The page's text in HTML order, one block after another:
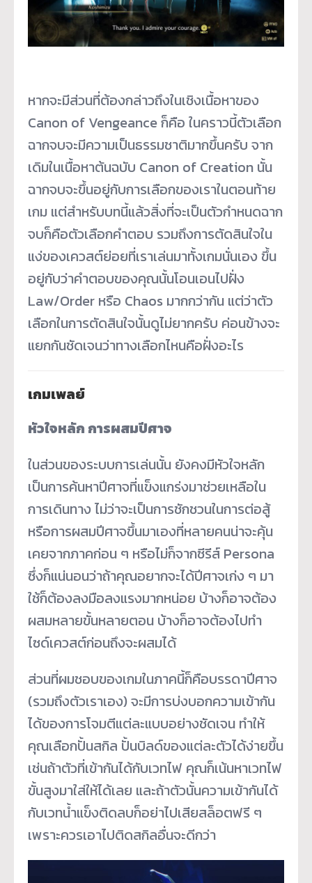
หากจะมีส่วนที่ต้องกล่าวถึงในเชิงเนื้อหาของ
Canon of Vengeance ก็คือ ในคราวนี้ตัวเลือก
ฉากจบจะมีความเป็นธรรมชาติมากขึ้นครับ จาก
เดิมในเนื้อหาต้นฉบับ Canon of Creation นั้น
ฉากจบจะขึ้นอยู่กับการเลือกของเราในตอนท้าย
เกม แต่สำหรับบทนี้แล้วสิ่งที่จะเป็นตัวกำหนดฉาก
จบก็คือตัวเลือกคำตอบ รวมถึงการตัดสินใจใน
แง่ของเควสต์ย่อยที่เราเล่นมาทั้งเกมนั่นเอง ขึ้น
อยู่กับว่าคำตอบของคุณนั้นโอนเอนไปฝั่ง
Law/Order หรือ Chaos มากกว่ากัน แต่ว่าตัว
เลือกในการตัดสินใจนั้นดูไม่ยากครับ ค่อนข้างจะ
แยกกันชัดเจนว่าทางเลือกไหนคือฝั่งอะไร
เกมเพลย์
หัวใจหลัก การผสมปีศาจ
ในส่วนของระบบการเล่นนั้น ยังคงมีหัวใจหลัก
เป็นการค้นหาปีศาจที่แข็งแกร่งมาช่วยเหลือใน
การเดินทาง ไม่ว่าจะเป็นการชักชวนในการต่อสู้
หรือการผสมปีศาจขึ้นมาเองที่หลายคนน่าจะคุ้น
เคยจากภาคก่อน ๆ หรือไม่ก็จากซีรีส์ Persona
ซึ่งก็แน่นอนว่าถ้าคุณอยากจะได้ปีศาจเก่ง ๆ มา
ใช้ก็ต้องลงมือลงแรงมากหน่อย บ้างก็อาจต้อง
ผสมหลายขั้นหลายตอน บ้างก็อาจต้องไปทำ
ไซด์เควสต์ก่อนถึงจะผสมได้
ส่วนที่ผมชอบของเกมในภาคนี้ก็คือบรรดาปีศาจ
(รวมถึงตัวเราเอง) จะมีการบ่งบอกความเข้ากัน
ได้ของการโจมตีแต่ละแบบอย่างชัดเจน ทำให้
คุณเลือกปั้นสกิล ปั้นบิลด์ของแต่ละตัวได้ง่ายขึ้น
เช่นถ้าตัวที่เข้ากันได้กับเวทไฟ คุณก็เน้นหาเวทไฟ
ขั้นสูงมาใส่ให้ได้เลย และถ้าตัวนั้นความเข้ากันได้
กับเวทน้ำแข็งติดลบก็อย่าไปเสียสล็อตฟรี ๆ
เพราะควรเอาไปติดสกิลอื่นจะดีกว่า